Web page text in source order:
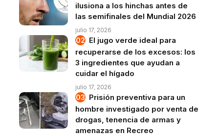
ilusiona a los hinchas antes de
las semifinales del Mundial 2026
julio 17, 2026
El jugo verde ideal para
recuperarse de los excesos: los
3 ingredientes que ayudan a
cuidar el hígado
julio 17, 2026
Prisión preventiva para un
hombre investigado por venta de
drogas, tenencia de armas y
amenazas en Recreo